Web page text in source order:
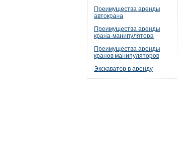
Преимущества аренды
автокрана
Преимущества аренды
крана-манипулятора
Преимущества аренды
кранов манипуляторов
Экскаватор в аренду